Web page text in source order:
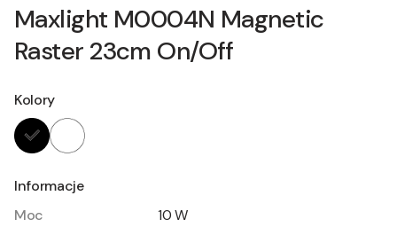
Maxlight M0004N Magnetic
Raster 23cm On/Off
Kolory
Informacje
Moc
10 W